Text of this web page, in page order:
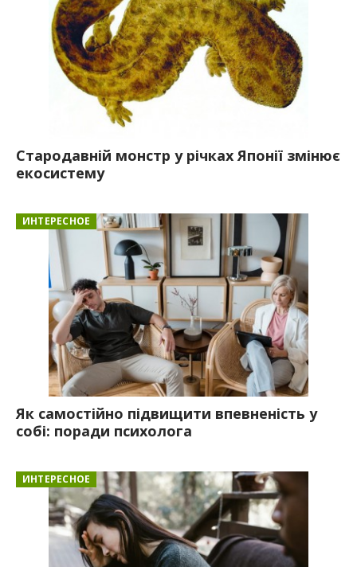
Стародавній монстр у річках Японії змінює
екосистему
ИНТЕРЕСНОЕ
Як самостійно підвищити впевненість у
собі: поради психолога
ИНТЕРЕСНОЕ